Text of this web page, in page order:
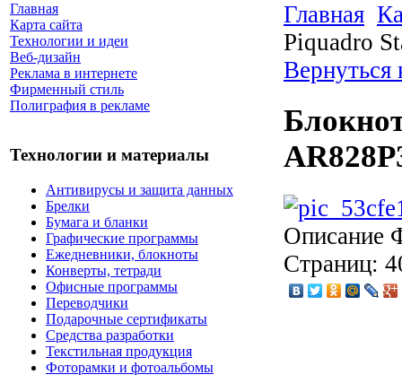
Главная
Карта сайта
Технологии и идеи
Веб-дизайн
Реклама в интернете
Фирменный стиль
Полиграфия в рекламе
Технологии и материалы
Антивирусы и защита данных
Брелки
Бумага и бланки
Графические программы
Ежедневники, блокноты
Конверты, тетради
Офисные программы
Переводчики
Подарочные сертификаты
Средства разработки
Текстильная продукция
Фоторамки и фотоальбомы
Главная
Piquadro
Описание
Страниц: